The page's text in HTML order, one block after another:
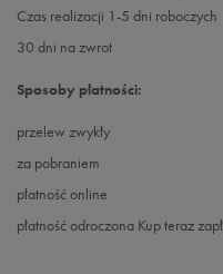
Czas realizacji 1-5 dni roboczych
30 dni na zwrot
Sposoby płatności:
przelew zwykły
za pobraniem
płatność online
płatność odroczona Kup teraz